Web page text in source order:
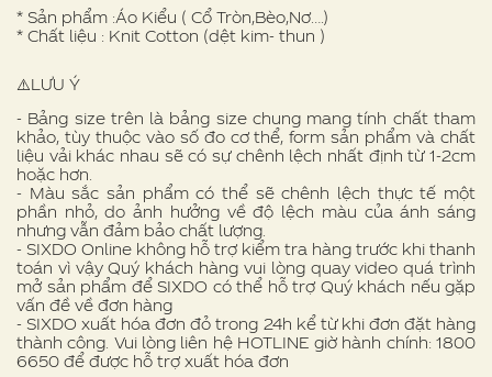
* Sản phẩm :Áo Kiểu ( Cổ Tròn,Bèo,Nơ….)
* Chất liệu : Knit Cotton (dệt kim- thun )
⚠️LƯU Ý
- Bảng size trên là bảng size chung mang tính chất tham
khảo, tùy thuộc vào số đo cơ thể, form sản phẩm và chất
liệu vải khác nhau sẽ có sự chênh lệch nhất định từ 1-2cm
hoặc hơn.
- Màu sắc sản phẩm có thể sẽ chênh lệch thực tế một
phần nhỏ, do ảnh hưởng về độ lệch màu của ánh sáng
nhưng vẫn đảm bảo chất lượng.
- SIXDO Online không hỗ trợ kiểm tra hàng trước khi thanh
toán vì vậy Quý khách hàng vui lòng quay video quá trình
mở sản phẩm để SIXDO có thể hỗ trợ Quý khách nếu gặp
vấn đề về đơn hàng
- SIXDO xuất hóa đơn đỏ trong 24h kể từ khi đơn đặt hàng
thành công. Vui lòng liên hệ HOTLINE giờ hành chính: 1800
6650 để được hỗ trợ xuất hóa đơn